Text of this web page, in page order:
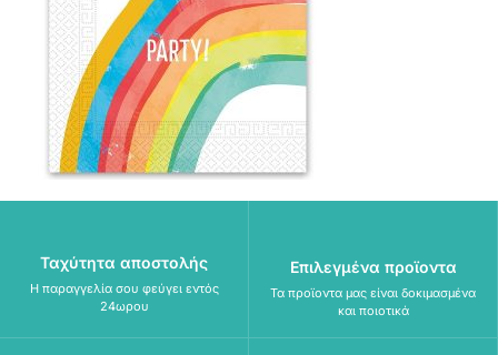
Ταχύτητα αποστολής
Η παραγγελία σου φεύγει εντός
24ωρου
Επιλεγμένα προϊοντα
Τα προϊοντα μας είναι δοκιμασμένα
και ποιοτικά